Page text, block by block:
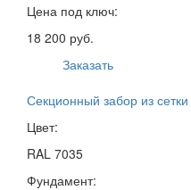
Цена под ключ:
18 200 руб.
Заказать
Секционный забор из
Цвет:
RAL 7035
Фундамент: